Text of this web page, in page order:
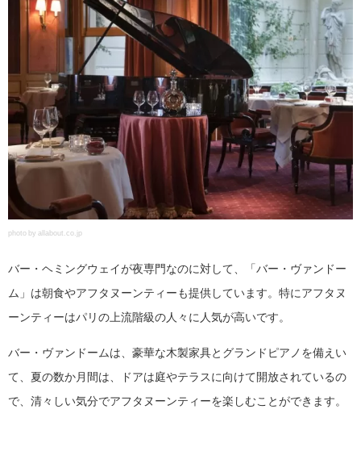
photo by allabout.co.jp
バー・ヘミングウェイが夜専門なのに対して、「バー・ヴァンドー
ム」は朝食やアフタヌーンティーも提供しています。特にアフタヌ
ーンティーはパリの上流階級の人々に人気が高いです。
バー・ヴァンドームは、豪華な木製家具とグランドピアノを備えい
て、夏の数か月間は、ドアは庭やテラスに向けて開放されているの
で、清々しい気分でアフタヌーンティーを楽しむことができます。